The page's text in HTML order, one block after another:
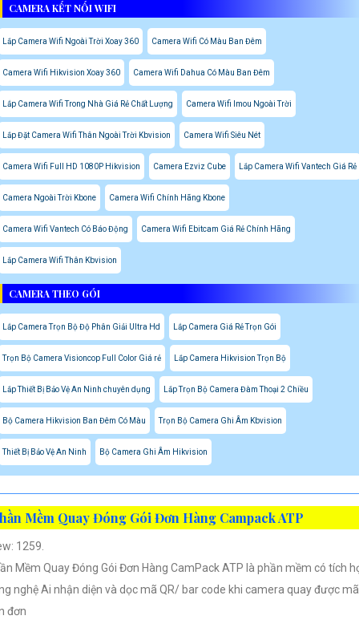
CAMERA KẾT NỐI WIFI
Lắp Camera Wifi Ngoài Trời Xoay 360 Camera Wifi Có Màu Ban Đêm
Camera Wifi Hikvision Xoay 360 Camera Wifi Dahua Có Màu Ban Đêm
Lắp Camera Wifi Trong Nhà Giá Rẻ Chất Lượng Camera Wifi Imou Ngoài Trời
Lắp Đặt Camera Wifi Thân Ngoài Trời Kbvision Camera Wifi Siêu Nét
Camera Wifi Full HD 1080P Hikvision Camera Ezviz Cube Lắp Camera Wifi Vantech Giá Rẻ
Camera Ngoài Trời Kbone Camera Wifi Chính Hãng Kbone
Camera Wifi Vantech Có Báo Động Camera Wifi Ebitcam Giá Rẻ Chính Hãng
Lắp Camera Wifi Thân Kbvision
CAMERA THEO GÓI
Lắp Camera Trọn Bộ Độ Phân Giải Ultra Hd Lắp Camera Giá Rẻ Trọn Gói
Trọn Bộ Camera Visioncop Full Color Giá rẻ Lắp Camera Hikvision Trọn Bộ
Lắp Thiết Bị Bảo Vệ An Ninh chuyên dụng Lắp Trọn Bộ Camera Đàm Thoại 2 Chiều
Bộ Camera Hikvision Ban Đêm Có Màu Trọn Bộ Camera Ghi Âm Kbvision
Thiết Bị Bảo Vệ An Ninh Bộ Camera Ghi Âm Hikvision
Mềm Quay Đóng Gói Đơn Hàng Campack ATP
1259.
Mềm Quay Đóng Gói Đơn Hàng CamPack ATP là phần mềm có tích
nghệ Ai nhận diện và dọc mã QR/ bar code khi camera quay được mã
đơn